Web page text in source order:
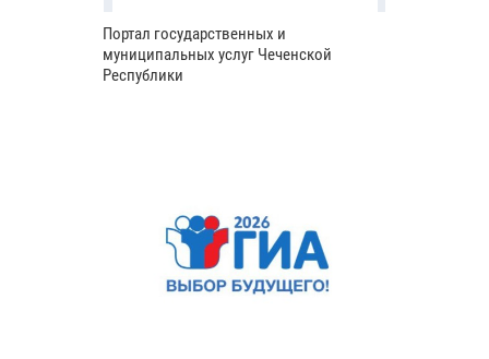
Портал государственных и
муниципальных услуг Чеченской
Республики